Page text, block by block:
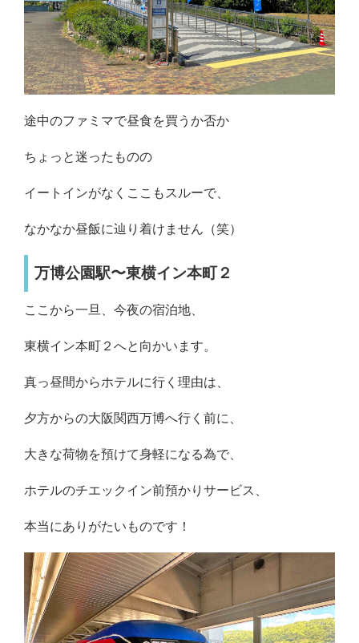
途中のファミマで昼食を買うか否か
ちょっと迷ったものの
イートインがなくここもスルーで、
なかなか昼飯に辿り着けません（笑）
万博公園駅〜東横イン本町２
ここから一旦、今夜の宿泊地、
東横イン本町２へと向かいます。
真っ昼間からホテルに行く理由は、
夕方からの大阪関西万博へ行く前に、
大きな荷物を預けて身軽になる為で、
ホテルのチエックイン前預かりサービス、
本当にありがたいものです！